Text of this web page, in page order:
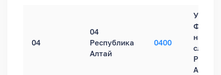
04
04
Республика
Алтай
0400
Алтай